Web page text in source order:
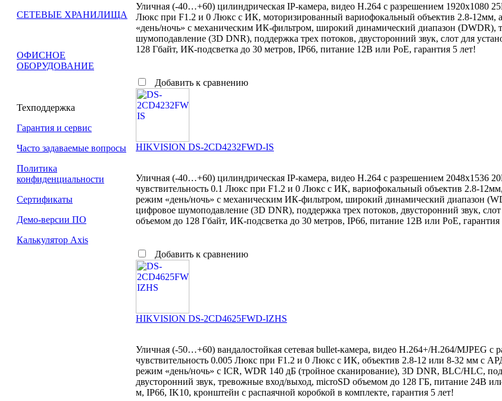
СЕТЕВЫЕ ХРАНИЛИЩА
ОФИСНОЕ
ОБОРУДОВАНИЕ
Техподдержка
Гарантия и сервис
Часто задаваемые вопросы
Политика
конфиденциальности
Сертификаты
Демо-версии ПО
Калькулятор Axis
Уличная (-40…+60) цилиндрическая IP-камера, видео H.264 с разрешением 1920x1080
Люкс при F1.2 и 0 Люкс с ИК, моторизированный вариофокальный объектив 2.8-12мм,
«день/ночь» с механическим ИК-фильтром, широкий динамический диапазон (DWDR),
шумоподавление (3D DNR), поддержка трех потоков, двусторонний звук, слот для
128 Гбайт, ИК-подсветка до 30 метров, IP66, питание 12В или PoE, гарантия 5 лет!
Добавить к сравнению
HIKVISION DS-2CD4232FWD-IS
Уличная (-40…+60) цилиндрическая IP-камера, видео H.264 с разрешением 2048x1536
чувствительность 0.1 Люкс при F1.2 и 0 Люкс с ИК, вариофокальный объектив 2.8-12мм,
режим «день/ночь» с механическим ИК-фильтром, широкий динамический диапазон
цифровое шумоподавление (3D DNR), поддержка трех потоков, двусторонний звук,
объемом до 128 Гбайт, ИК-подсветка до 30 метров, IP66, питание 12В или PoE, гарантия
Добавить к сравнению
HIKVISION DS-2CD4625FWD-IZHS
Уличная (-50…+60) вандалостойкая сетевая bullet-камера, видео H.264+/H.264/MJPEG с
чувствительность 0.005 Люкс при F1.2 и 0 Люкс с ИК, объектив 2.8-12 или 8-32 мм с
режим «день/ночь» с ICR, WDR 140 дБ (тройное сканирование), 3D DNR, BLC/HLC,
двусторонний звук, тревожные вход/выход, microSD объемом до 128 ГБ, питание 24В
м, IP66, IK10, кронштейн с распаячной коробкой в комплекте, гарантия 5 лет!